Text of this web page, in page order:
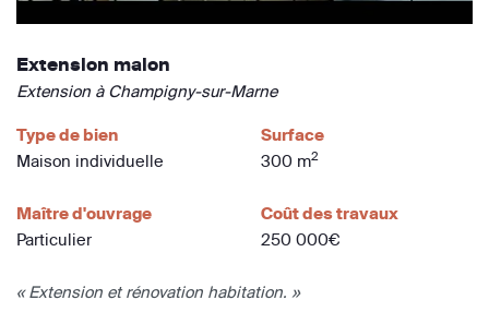
Extension maion
Extension à Champigny-sur-Marne
Type de bien
Maison individuelle
Surface
300 m2
Maître d'ouvrage
Particulier
Coût des travaux
250 000€
« Extension et rénovation habitation. »